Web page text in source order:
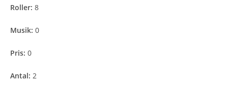
Roller: 8
Musik: 0
Pris: 0
Antal: 2